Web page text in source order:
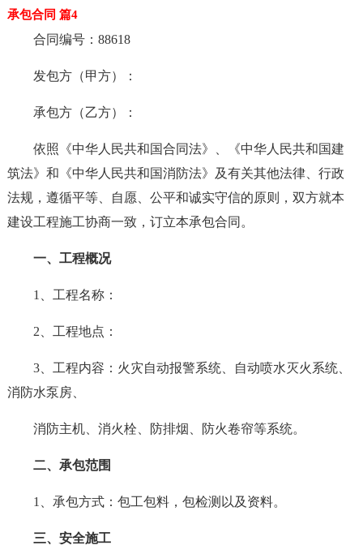
承包合同 篇4
合同编号：88618
发包方（甲方）：
承包方（乙方）：
依照《中华人民共和国合同法》、《中华人民共和国建
筑法》和《中华人民共和国消防法》及有关其他法律、行政
法规，遵循平等、自愿、公平和诚实守信的原则，双方就本
建设工程施工协商一致，订立本承包合同。
一、工程概况
1、工程名称：
2、工程地点：
3、工程内容：火灾自动报警系统、自动喷水灭火系统、
消防水泵房、
消防主机、消火栓、防排烟、防火卷帘等系统。
二、承包范围
1、承包方式：包工包料，包检测以及资料。
三、安全施工